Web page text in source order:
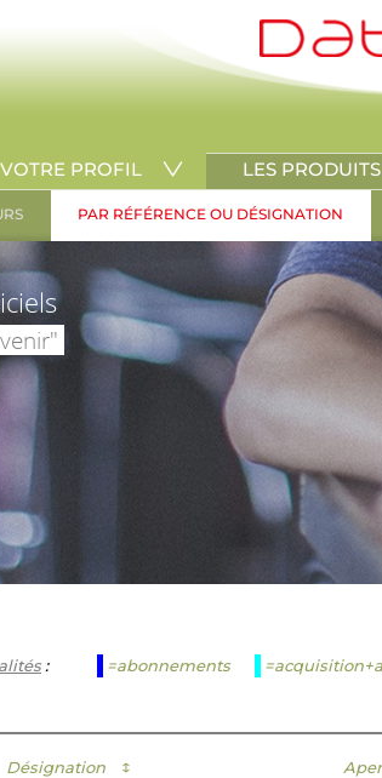
VOTRE PROFIL LES PRODUITS
PAR RÉFÉRENCE OU DÉSIGNATION
: =abonnements
Désignation ↕